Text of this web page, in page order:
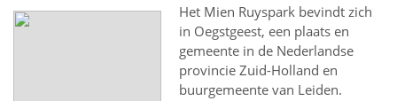
Het Mien Ruyspark bevindt zich
in Oegstgeest, een plaats en
gemeente in de Nederlandse
provincie Zuid-Holland en
buurgemeente van Leiden.